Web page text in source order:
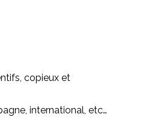
copieux et
international, etc…